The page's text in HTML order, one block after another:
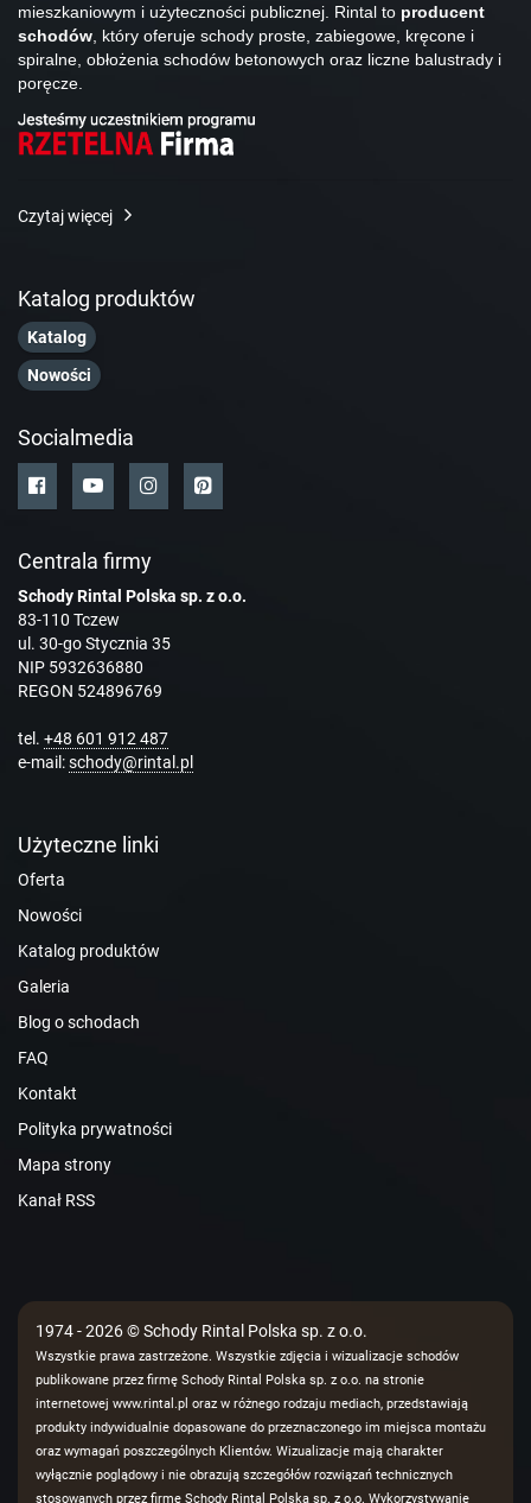
mieszkaniowym i użyteczności publicznej. Rintal to producent
schodów, który oferuje schody proste, zabiegowe, kręcone i
spiralne, obłożenia schodów betonowych oraz liczne balustrady i
poręcze.
Czytaj więcej
Katalog produktów
Katalog
Nowości
Socialmedia
Centrala firmy
Schody Rintal Polska sp. z o.o.
83-110 Tczew
ul. 30-go Stycznia 35
NIP 5932636880
REGON 524896769
tel. +48 601 912 487
e-mail:schody@rintal.pl
Użyteczne linki
Oferta
Nowości
Katalog produktów
Galeria
Blog o schodach
FAQ
Kontakt
Polityka prywatności
Mapa strony
Kanał RSS
1974 - 2026 © Schody Rintal Polska sp. z o.o.
Wszystkie prawa zastrzeżone. Wszystkie zdjęcia i wizualizacje schodów
publikowane przez firmę Schody Rintal Polska sp. z o.o. na stronie
internetowej www.rintal.pl oraz w różnego rodzaju mediach, przedstawiają
produkty indywidualnie dopasowane do przeznaczonego im miejsca montażu
oraz wymagań poszczególnych Klientów. Wizualizacje mają charakter
wyłącznie poglądowy i nie obrazują szczegółów rozwiązań technicznych
stosowanych przez firmę Schody Rintal Polska sp. z o.o. Wykorzystywanie